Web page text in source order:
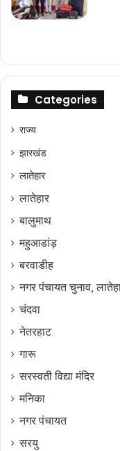
Categories
राज्‍य
झारखंड
लातेहार
लातेहार
बालुमाथ
महुआडांड़
बरवाडीह
नगर पंचायत चुनाव,
चंदवा
नेतरहाट
गारू
सरस्‍वती विद्या मंदिर
मनिका
नगर पंचायत
सरयु